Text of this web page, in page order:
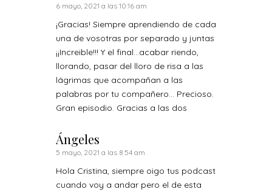
6 mayo, 2021 a las 10:16 am
¡Gracias! Siempre aprendiendo de cada
una de vosotras por separado y juntas
¡¡Increible!!! Y el final…acabar riendo,
llorando, pasar del lloro de risa a las
lágrimas que acompañan a las
palabras por tu compañero… Precioso.
Gran episodio. Gracias a las dos
Ángeles
5 mayo, 2021 a las 8:54 am
Hola Cristina, siempre oigo tus podcast
cuando voy a andar pero el de esta